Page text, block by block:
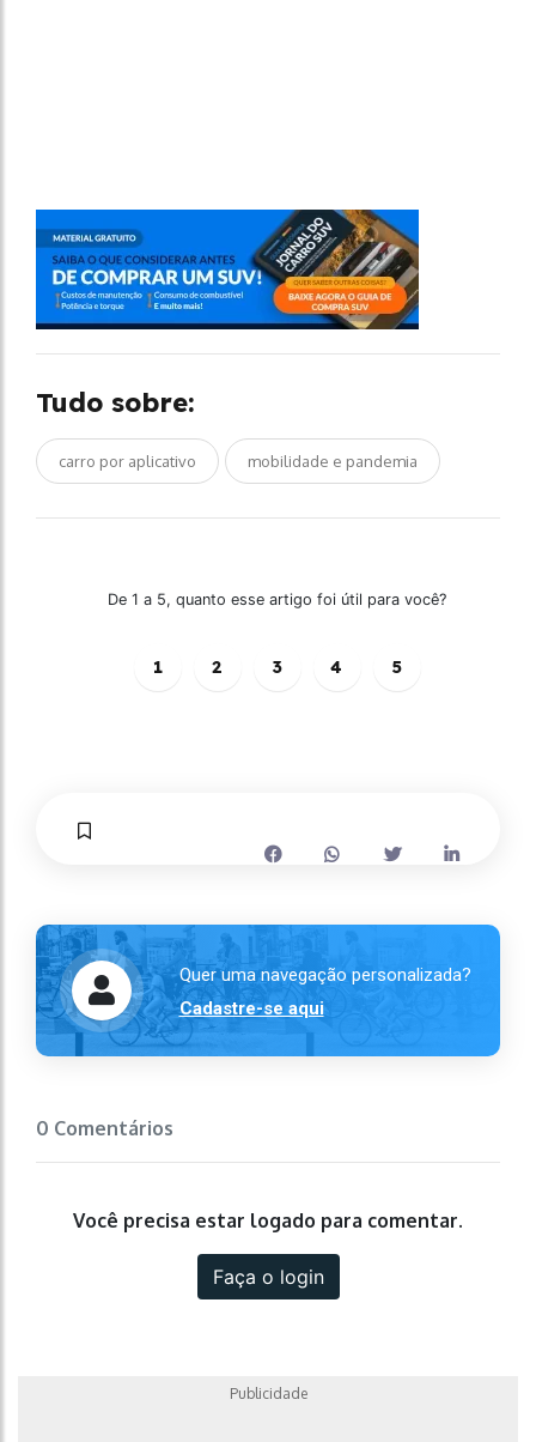
Tudo sobre:
carro por aplicativo mobilidade e pandemia
De 1 a 5, quanto esse artigo foi útil para você?
1 2 3 4 5
Quer uma navegação personalizada?
Cadastre-se aqui
0 Comentários
Você precisa estar logado para comentar.
Faça o login
Publicidade